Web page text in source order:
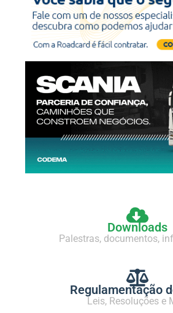
Downloads
Palestras, documentos,
Regulamentação
Leis, Resoluções e